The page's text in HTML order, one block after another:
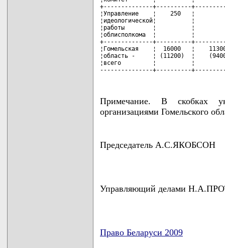
+--------------+----------
¦Управление    ¦    250   ¦
¦идеологической¦
¦работы        ¦          ¦
¦облисполкома  ¦          ¦
+--------------+----------
¦Гомельская    ¦  16000   ¦
¦область -     ¦ (11200)  ¦
¦всего         ¦          ¦
---------------+----------
Примечание. В скобках
организациями Гомельского
Председатель А.С.ЯКОБСОН
Управляющий делами
Право Беларуси 2009